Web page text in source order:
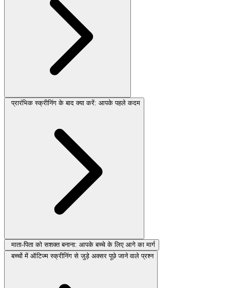
प्रारंभिक स्क्रीनिंग के बाद क्या करें: आपके पहले कदम
माता-पिता को सशक्त बनाना: आपके बच्चे के लिए आगे का मार्ग
बच्चों में ऑटिज्म स्क्रीनिंग से जुड़े अक्सर पूछे जाने वाले प्रश्न